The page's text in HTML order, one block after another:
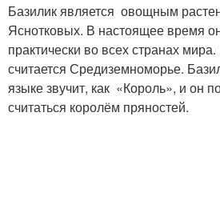
Базилик является овощным
Яснотковых. В настоящее время
практически во всех странах
считается Средиземноморье.
языке звучит, как «Король», и он
считаться королём пряностей.